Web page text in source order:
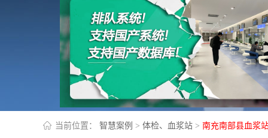
当前位置： 智慧案例 > 体检、血浆站 > 南充南部县血浆